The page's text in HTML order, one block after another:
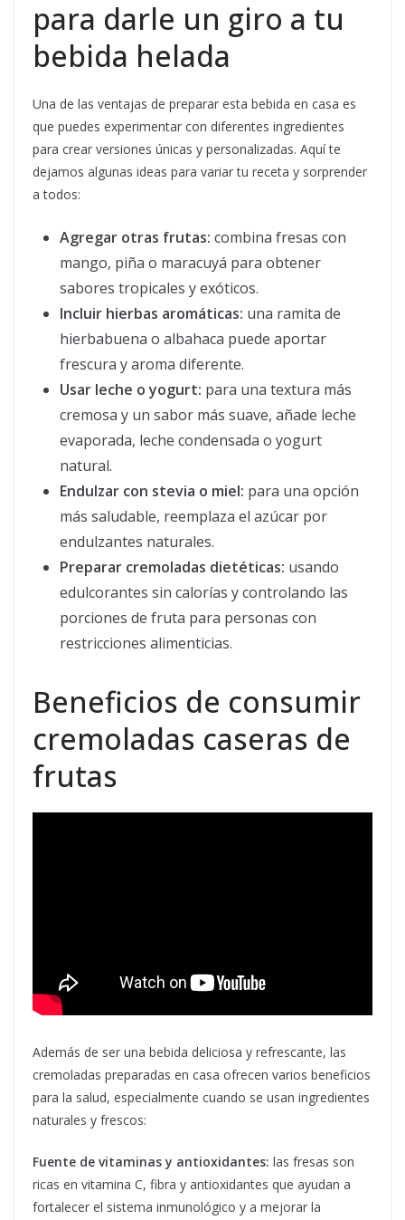
para darle un giro a tu
bebida helada
Una de las ventajas de preparar esta bebida en casa es
que puedes experimentar con diferentes ingredientes
para crear versiones únicas y personalizadas. Aquí te
dejamos algunas ideas para variar tu receta y sorprender
a todos:
Agregar otras frutas: combina fresas con
mango, piña o maracuyá para obtener
sabores tropicales y exóticos.
Incluir hierbas aromáticas: una ramita de
hierbabuena o albahaca puede aportar
frescura y aroma diferente.
Usar leche o yogurt: para una textura más
cremosa y un sabor más suave, añade leche
evaporada, leche condensada o yogurt
natural.
Endulzar con stevia o miel: para una opción
más saludable, reemplaza el azúcar por
endulzantes naturales.
Preparar cremoladas dietéticas: usando
edulcorantes sin calorías y controlando las
porciones de fruta para personas con
restricciones alimenticias.
Beneficios de consumir
cremoladas caseras de
frutas
Además de ser una bebida deliciosa y refrescante, las
cremoladas preparadas en casa ofrecen varios beneficios
para la salud, especialmente cuando se usan ingredientes
naturales y frescos:
Fuente de vitaminas y antioxidantes: las fresas son
ricas en vitamina C, fibra y antioxidantes que ayudan a
fortalecer el sistema inmunológico y a mejorar la